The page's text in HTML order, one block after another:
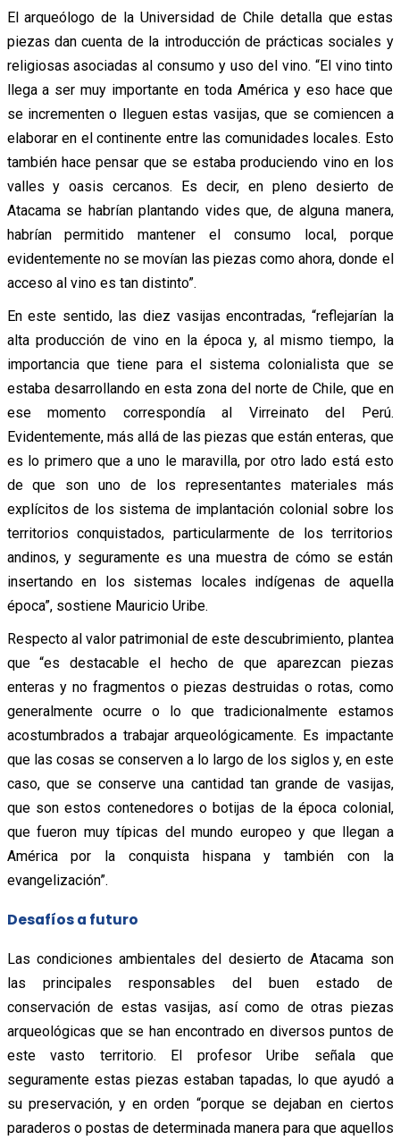
El arqueólogo de la Universidad de Chile detalla que estas
piezas dan cuenta de la introducción de prácticas sociales y
religiosas asociadas al consumo y uso del vino. “El vino tinto
llega a ser muy importante en toda América y eso hace que
se incrementen o lleguen estas vasijas, que se comiencen a
elaborar en el continente entre las comunidades locales. Esto
también hace pensar que se estaba produciendo vino en los
valles y oasis cercanos. Es decir, en pleno desierto de
Atacama se habrían plantando vides que, de alguna manera,
habrían permitido mantener el consumo local, porque
evidentemente no se movían las piezas como ahora, donde el
acceso al vino es tan distinto”.
En este sentido, las diez vasijas encontradas, “reflejarían la
alta producción de vino en la época y, al mismo tiempo, la
importancia que tiene para el sistema colonialista que se
estaba desarrollando en esta zona del norte de Chile, que en
ese momento correspondía al Virreinato del Perú.
Evidentemente, más allá de las piezas que están enteras, que
es lo primero que a uno le maravilla, por otro lado está esto
de que son uno de los representantes materiales más
explícitos de los sistema de implantación colonial sobre los
territorios conquistados, particularmente de los territorios
andinos, y seguramente es una muestra de cómo se están
insertando en los sistemas locales indígenas de aquella
época”, sostiene Mauricio Uribe.
Respecto al valor patrimonial de este descubrimiento, plantea
que “es destacable el hecho de que aparezcan piezas
enteras y no fragmentos o piezas destruidas o rotas, como
generalmente ocurre o lo que tradicionalmente estamos
acostumbrados a trabajar arqueológicamente. Es impactante
que las cosas se conserven a lo largo de los siglos y, en este
caso, que se conserve una cantidad tan grande de vasijas,
que son estos contenedores o botijas de la época colonial,
que fueron muy típicas del mundo europeo y que llegan a
América por la conquista hispana y también con la
evangelización”.
Desafíos a futuro
Las condiciones ambientales del desierto de Atacama son
las principales responsables del buen estado de
conservación de estas vasijas, así como de otras piezas
arqueológicas que se han encontrado en diversos puntos de
este vasto territorio. El profesor Uribe señala que
seguramente estas piezas estaban tapadas, lo que ayudó a
su preservación, y en orden “porque se dejaban en ciertos
paraderos o postas de determinada manera para que aquellos